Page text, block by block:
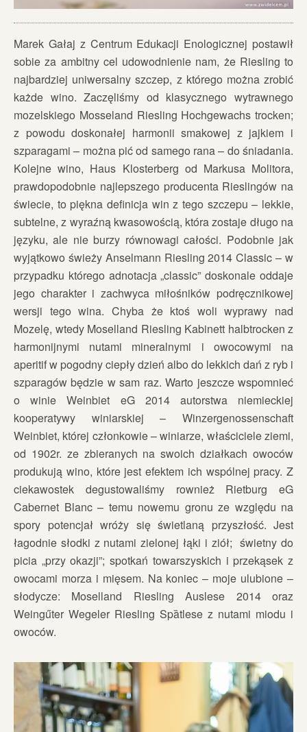
Marek Gałaj z Centrum Edukacji Enologicznej postawił
sobie za ambitny cel udowodnienie nam, że Riesling to
najbardziej uniwersalny szczep, z którego można zrobić
każde wino. Zaczęliśmy od klasycznego wytrawnego
mozelskiego Mosseland Riesling Hochgewachs trocken;
z powodu doskonałej harmonii smakowej z jajkiem i
szparagami – można pić od samego rana – do śniadania.
Kolejne wino, Haus Klosterberg od Markusa Molitora,
prawdopodobnie najlepszego producenta Rieslingów na
świecie, to piękna definicja win z tego szczepu – lekkie,
subtelne, z wyraźną kwasowością, która zostaje długo na
języku, ale nie burzy równowagi całości. Podobnie jak
wyjątkowo świeży Anselmann Riesling 2014 Classic – w
przypadku którego adnotacja „classic” doskonale oddaje
jego charakter i zachwyca miłośników podręcznikowej
wersji tego wina. Chyba że ktoś woli wyprawy nad
Mozelę, wtedy Moselland Riesling Kabinett halbtrocken z
harmonijnymi nutami mineralnymi i owocowymi na
aperitif w pogodny ciepły dzień albo do lekkich dań z ryb i
szparagów będzie w sam raz. Warto jeszcze wspomnieć
o winie Weinbiet eG 2014 autorstwa niemieckiej
kooperatywy winiarskiej – Winzergenossenschaft
Weinbiet, której członkowie – winiarze, właściciele ziemi,
od 1902r. ze zbieranych na swoich działkach owoców
produkują wino, które jest efektem ich wspólnej pracy. Z
ciekawostek degustowaliśmy rownież Rietburg eG
Cabernet Blanc – temu nowemu gronu ze względu na
spory potencjał wróży się świetlaną przyszłość. Jest
łagodnie słodki z nutami zielonej łąki i ziół; świetny do
picia „przy okazji”; spotkań towarszyskich i przekąsek z
owocami morza i mięsem. Na koniec – moje ulubione –
słodycze: Moselland Riesling Auslese 2014 oraz
Weingűter Wegeler Riesling Spȁtlese z nutami miodu i
owoców.